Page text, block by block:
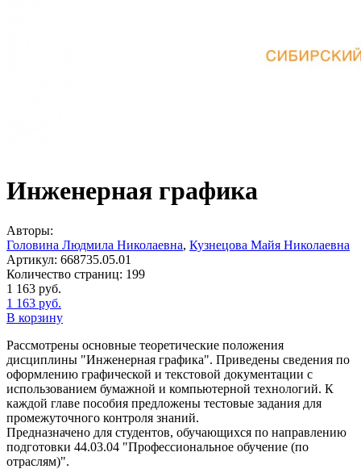
Инженерная графика
Авторы:
Головина Людмила Николаевна, Кузнецова Майя Николаевна
Артикул: 668735.05.01
Количество страниц: 199
1 163 руб.
1 163 руб.
В корзину
Рассмотрены основные теоретические положения
дисциплины "Инженерная графика". Приведены сведения по
оформлению графической и текстовой документации с
использованием бумажной и компьютерной технологий. К
каждой главе пособия предложены тестовые задания для
промежуточного контроля знаний.
Предназначено для студентов, обучающихся по направлению
подготовки 44.03.04 "Профессиональное обучение (по
отраслям)".